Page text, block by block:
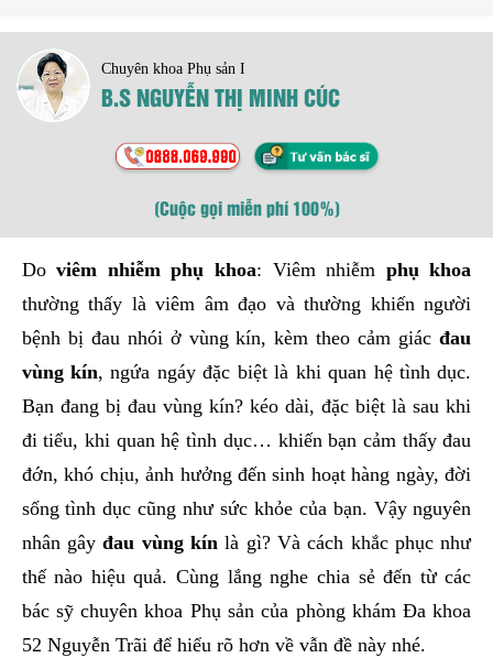
Chuyên khoa Phụ sản I
B.S NGUYỄN THỊ MINH CÚC
(Cuộc gọi miễn phí 100%)
Doviêm nhiễm phụ khoa: Viêm nhiễm phụ khoa
thường thấy là viêm âm đạo và thường khiến người
bệnh bị đau nhói ở vùng kín, kèm theo cảm giácđau
vùng kín, ngứa ngáy đặc biệt là khi quan hệ tình dục.
Bạn đang bị đau vùng kín? kéo dài, đặc biệt là sau khi
đi tiểu, khi quan hệ tình dục… khiến bạn cảm thấy đau
đớn, khó chịu, ảnh hưởng đến sinh hoạt hàng ngày, đời
sống tình dục cũng như sức khỏe của bạn. Vậy nguyên
nhân gâyđau vùng kín là gì? Và cách khắc phục như
thế nào hiệu quả. Cùng lắng nghe chia sẻ đến từ các
bác sỹ chuyên khoa Phụ sản của phòng khám Đa khoa
52 Nguyễn Trãi để hiểu rõ hơn về vẫn đề này nhé.